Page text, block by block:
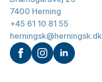
7400 Herning
+45 61 10 81 55
herningsk@herningsk.dk